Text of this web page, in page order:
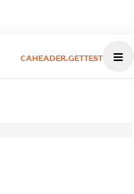
CAHEADER.GETTEST